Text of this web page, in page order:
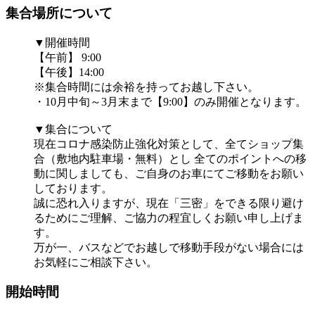
集合場所について
▼開催時間
【午前】 9:00
【午後】14:00
※集合時間には余裕を持ってお越し下さい。
・10月中旬～3月末まで【9:00】のみ開催となります。
▼集合について
現在コロナ感染防止強化対策として、全てショップ集
合（敷地内駐車場・無料）とし 全てのポイントへの移
動に関しましても、ご自身のお車にてご移動をお願い
しております。
誠に恐れ入りますが、現在「三密」をできる限り避け
るためにご理解、ご協力の程宜しくお願い申し上げま
す。
万が一、バスなどでお越しで移動手段がない場合には
お気軽にご相談下さい。
開始時間